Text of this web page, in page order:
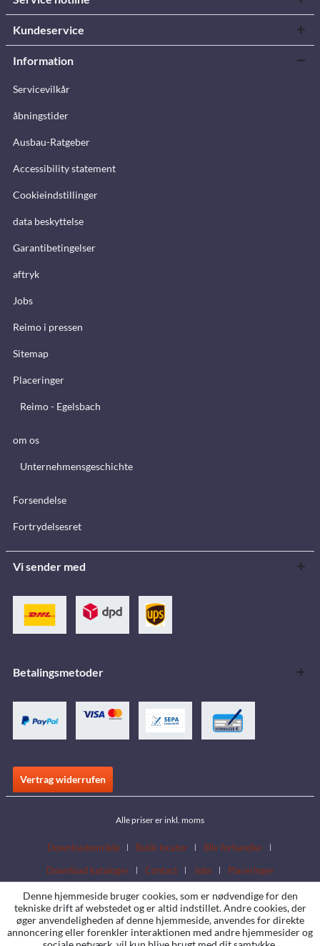
Kundeservice
Information
Servicevilkår
åbningstider
Ausbau-Ratgeber
Accessibility statement
Cookieindstillinger
data beskyttelse
Garantibetingelser
aftryk
Jobs
Reimo i pressen
Sitemap
Placeringer
Reimo - Egelsbach
om os
Unternehmensgeschichte
Forsendelse
Fortrydelsesret
Vi sender med
Betalingsmetoder
Vertrag widerrufen
Alle priser er inkl. moms
Downloadområde Butik locator
Bliv forhandler
Download kataloger
Contact Jobs Placeringer
Denne hjemmeside bruger cookies, som er nødvendige for den
tekniske drift af webstedet og er altid indstillet. Andre cookies, der
øger anvendeligheden af denne hjemmeside, anvendes for direkte
annoncering eller forenkler interaktionen med andre hjemmesider og